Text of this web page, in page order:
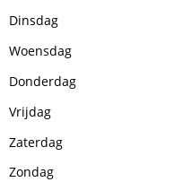
Dinsdag
Woensdag
Donderdag
Vrijdag
Zaterdag
Zondag